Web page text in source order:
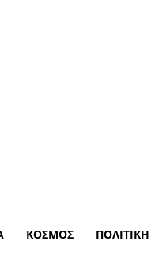
ΚΌΣΜΟΣ ΠΟΛΙΤΙΚΉ